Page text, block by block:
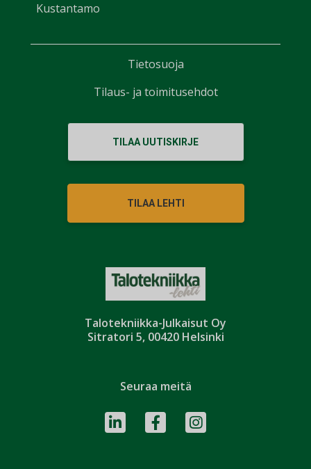
Talotekniikka-Julkaisut Oy
Sitratori 5, 00420 Helsinki
Kustantamo
TILAA UUTISKIRJE
TILAA LEHTI
Seuraa meitä
Tietosuoja
Tilaus- ja toimitusehdot